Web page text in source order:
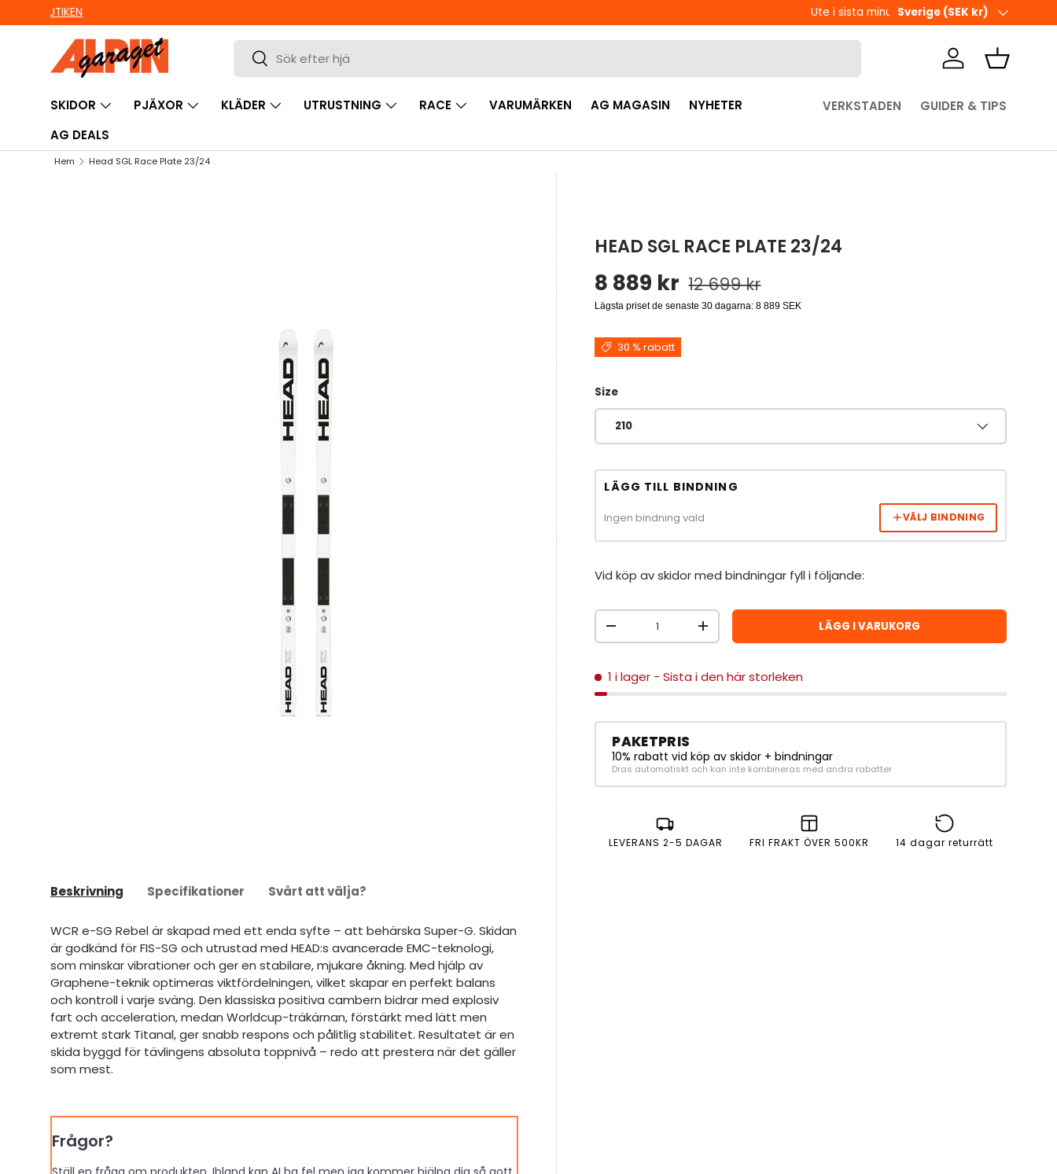
HOPPA TILL INNEHÅLL
Ute i sista minuten? Välj Hämta i butik! Land/Region
Sverige (SEK kr)
Sök
Sök Logga inKorg
SKIDOR PJÄXOR KLÄDER UTRUSTNING RACE VARUMÄRKEN AG MAGASIN
NYHETER
AG DEALS
VERKSTADEN GUIDER & TIPS
Hem Head SGL Race Plate 23/24
HEAD SGL RACE PLATE 23/24
Reapris
8 889 kr Ordinarie pris
12 699 kr
Lägsta priset de senaste 30 dagarna:8 889 SEK
30 % rabatt
Size
210
LÄGG TILL BINDNING
Ingen bindning vald VÄLJ BINDNING
Vid köp av skidor med bindningar fyll i följande:
Antal
MINSKA ANTAL
ÖKA ANTAL LÄGG I VARUKORG
1 i lager - Sista i den här storleken
PAKETPRIS
10% rabatt vid köp av skidor + bindningar
Dras automatiskt och kan inte kombineras med andra rabatter
LEVERANS 2-5 DAGAR FRI FRAKT ÖVER 500KR 14 dagar returrätt
Beskrivning Specifikationer Svårt att välja?
WCR e-SG Rebel är skapad med ett enda syfte – att behärska Super-G. Skidan
är godkänd för FIS-SG och utrustad med HEAD:s avancerade EMC-teknologi,
som minskar vibrationer och ger en stabilare, mjukare åkning. Med hjälp av
Graphene-teknik optimeras viktfördelningen, vilket skapar en perfekt balans
och kontroll i varje sväng. Den klassiska positiva cambern bidrar med explosiv
fart och acceleration, medan Worldcup-träkärnan, förstärkt med lätt men
extremt stark Titanal, ger snabb respons och pålitlig stabilitet. Resultatet är en
skida byggd för tävlingens absoluta toppnivå – redo att prestera när det gäller
som mest.